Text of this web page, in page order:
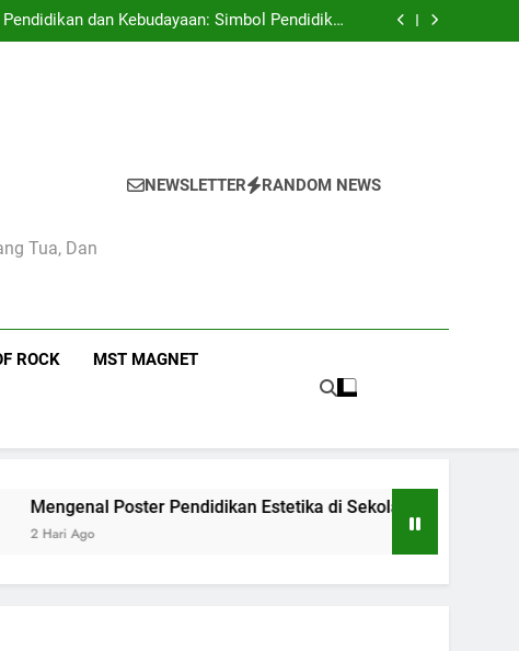
dan Kebudayaan: Simbol Pendidikan
Berkualitas di Indonesia
Estetika di Sekolah Menengah Camas High
dan Kebudayaan: Simbol Pendidikan
Estetika di Sekolah Menengah Camas High
Pendidikan Nasional di Camas High School
Tua, Dan
NEWSLETTER RANDOM NEWS
ROCK MST MAGNET
Poster Pendidikan Estetika di Sekolah Menengah Camas